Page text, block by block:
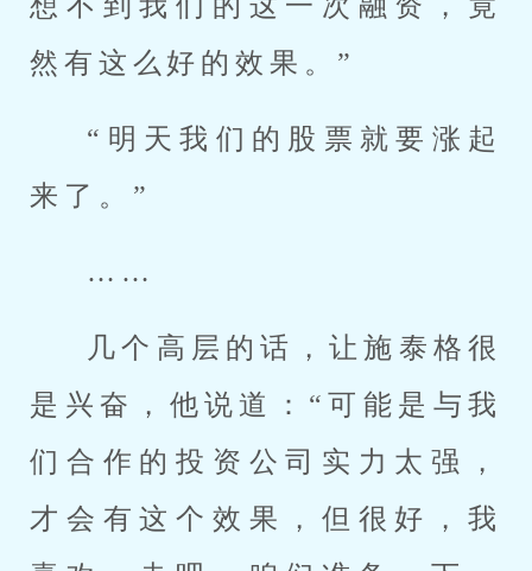
然有这么好的效果。”
“明天我们的股票就要涨起
来了。”
……
几个高层的话，让施泰格很
是兴奋，他说道：“可能是与我
们合作的投资公司实力太强，
才会有这个效果，但很好，我